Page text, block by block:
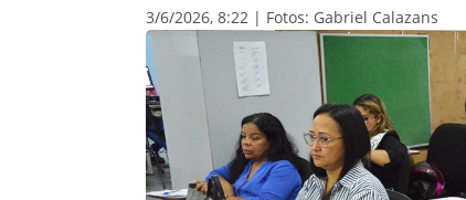
3/6/2026, 8:22 | Fotos: Gabriel Calazans